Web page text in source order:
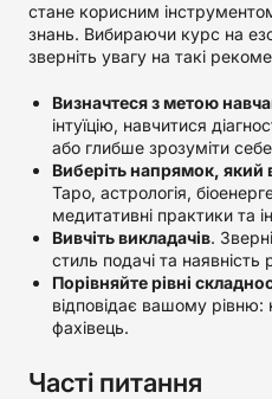
стане корисним
знань. Вибираючи курс на
зверніть увагу на такі
Визначтеся з метою
інтуїцію, навчитися
або глибше зрозуміти
Виберіть напрямок, який
Таро, астрологія,
медитативні практики та
Вивчіть викладачів.
стиль подачі та наявність
Порівняйте рівні
відповідає вашому
фахівець.
Часті питання